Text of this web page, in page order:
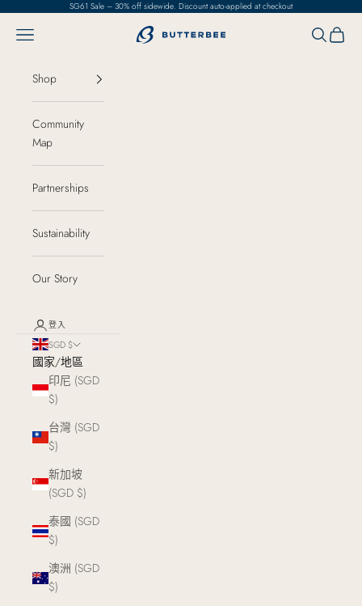
SG61 Sale – 30% off sidewide. Discount auto-applied at checkout
ButterBee
選單 搜尋購物車
Shop
Community
Map
Partnerships
Sustainability
Our Story
登入
SGD $
國家/地區
印尼 (SGD
$)
台灣 (SGD
$)
新加坡
(SGD $)
泰國 (SGD
$)
澳洲 (SGD
$)